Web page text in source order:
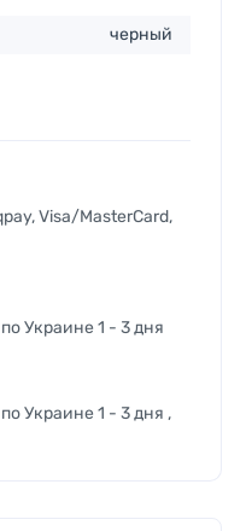
черный
Visa/MasterCard,
Украине 1 - 3 дня
Украине 1 - 3 дня ,